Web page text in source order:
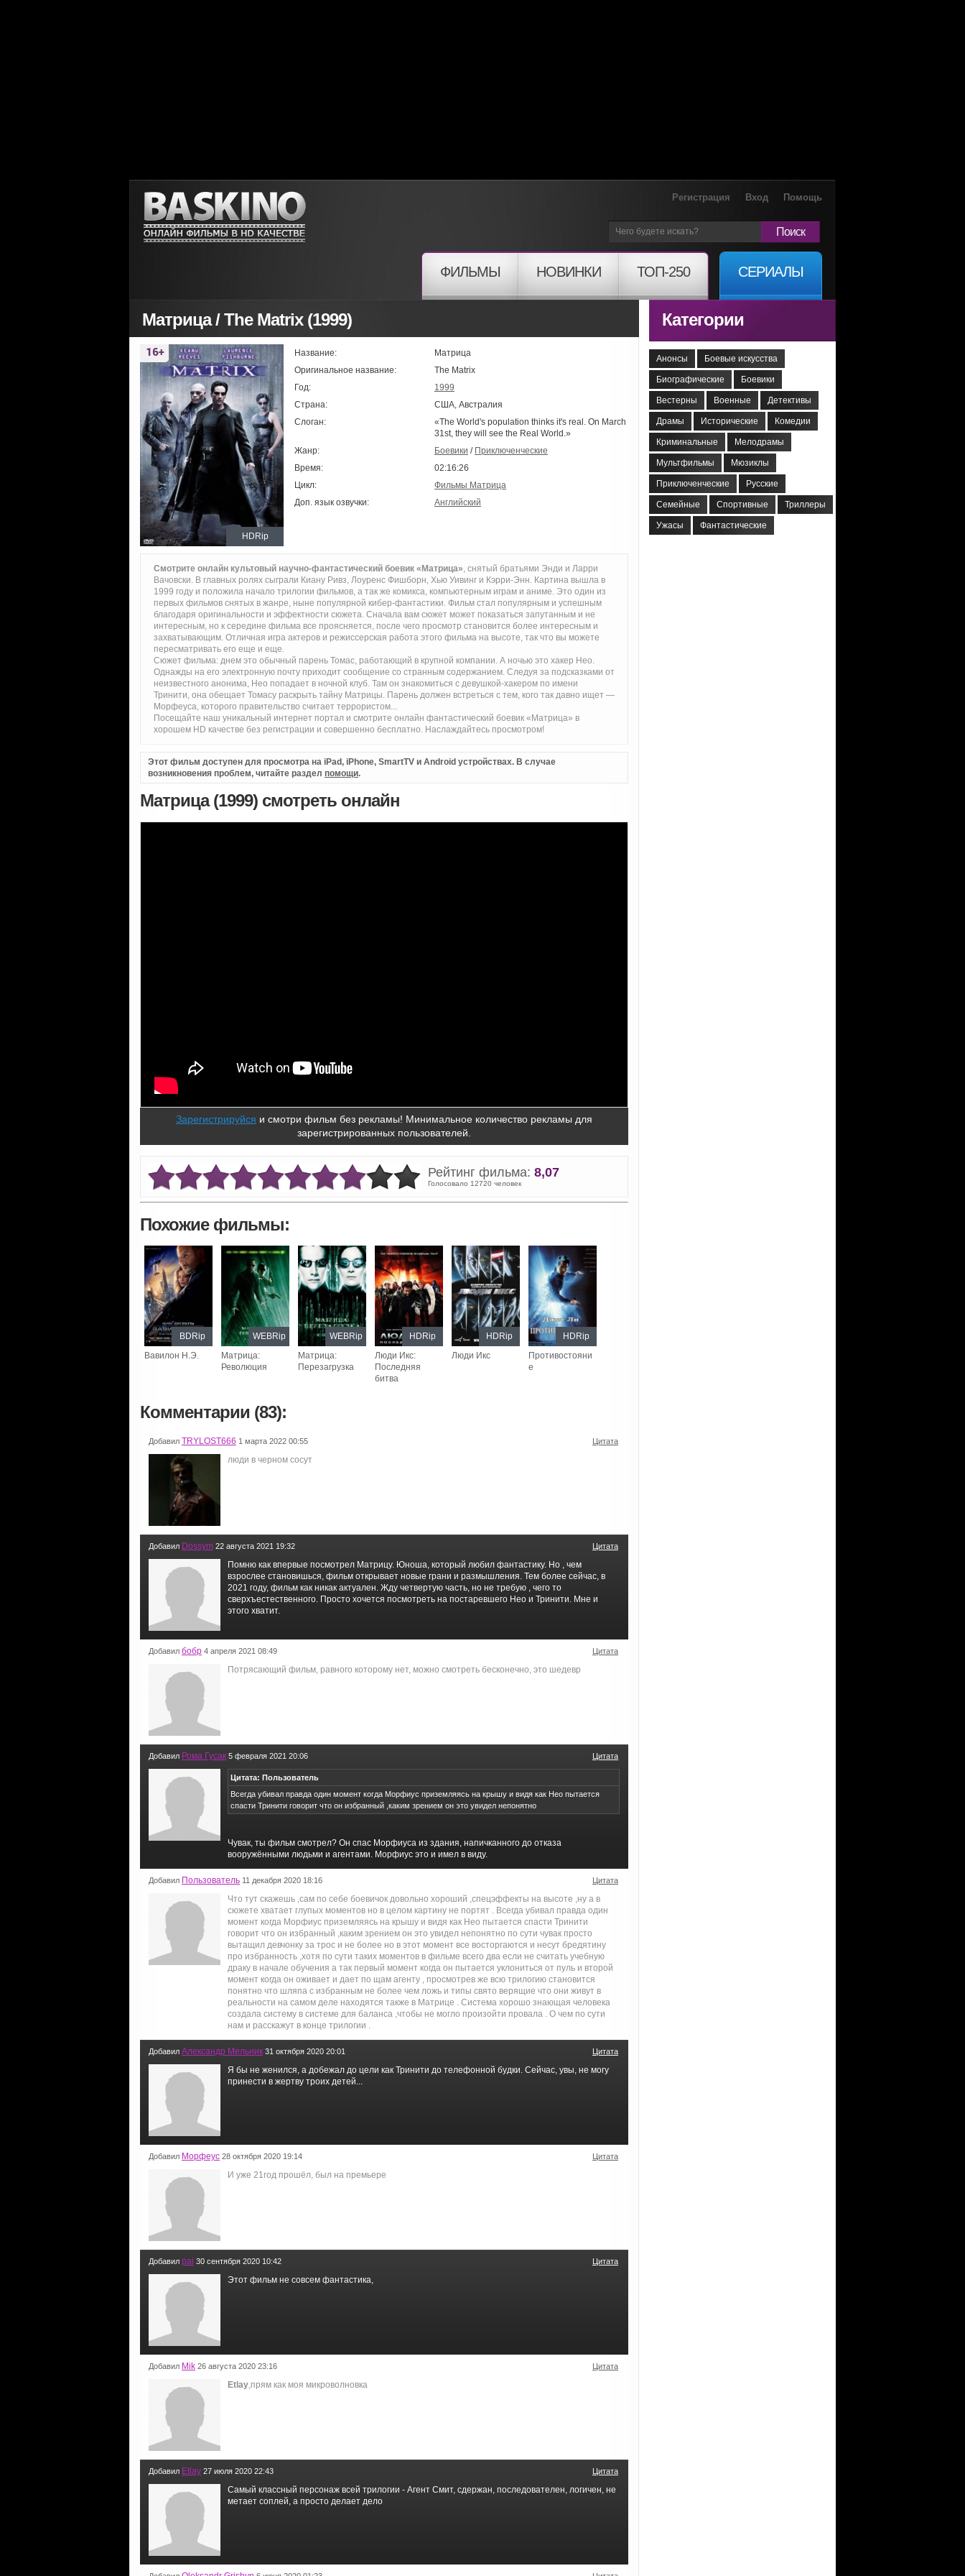
Регистрация Вход Помощь
Поиск
ФИЛЬМЫ НОВИНКИ ТОП-250 СЕРИАЛЫ
Матрица / The Matrix (1999)
HDRip
Название:
Матрица
Оригинальное название:
The Matrix
Год:
1999
Страна:
США, Австралия
Слоган:
«The World's population thinks it's real. On March
31st, they will see the Real World.»
Жанр:
Боевики / Приключенческие
Время:
02:16:26
Цикл:
Фильмы Матрица
Доп. язык озвучки:
Английский
Смотрите онлайн культовый научно-фантастический боевик «Матрица», снятый братьями Энди и Ларри
Вачовски. В главных ролях сыграли Киану Ривз, Лоуренс Фишборн, Хью Уивинг и Кэрри-Энн. Картина вышла в
1999 году и положила начало трилогии фильмов, а так же комикса, компьютерным играм и аниме. Это один из
первых фильмов снятых в жанре, ныне популярной кибер-фантастики. Фильм стал популярным и успешным
благодаря оригинальности и эффектности сюжета. Сначала вам сюжет может показаться запутанным и не
интересным, но к середине фильма все проясняется, после чего просмотр становится более интересным и
захватывающим. Отличная игра актеров и режиссерская работа этого фильма на высоте, так что вы можете
пересматривать его еще и еще.
Сюжет фильма: днем это обычный парень Томас, работающий в крупной компании. А ночью это хакер Нео.
Однажды на его электронную почту приходит сообщение со странным содержанием. Следуя за подсказками от
неизвестного анонима, Нео попадает в ночной клуб. Там он знакомиться с девушкой-хакером по имени
Тринити, она обещает Томасу раскрыть тайну Матрицы. Парень должен встреться с тем, кого так давно ищет —
Морфеуса, которого правительство считает террористом...
Посещайте наш уникальный интернет портал и смотрите онлайн фантастический боевик «Матрица» в
хорошем HD качестве без регистрации и совершенно бесплатно. Наслаждайтесь просмотром!
Этот фильм доступен для просмотра на iPad, iPhone, SmartTV и Android устройствах. В случае
возникновения проблем, читайте раздел помощи.
Матрица (1999) смотреть онлайн
Зарегистрируйся и смотри фильм без рекламы! Минимальное количество рекламы для
зарегистрированных пользователей.
Рейтинг фильма: 8,07
Голосовало 12720 человек
Похожие фильмы:
Вавилон Н.Э.
BDRip
Матрица:
Революция
WEBRip
Матрица:
Перезагрузка
WEBRip
Люди Икс:
Последняя
битва
HDRip
Люди Икс
HDRip
Противостояни
е
HDRip
Комментарии (83):
Добавил TRYLOST666 1 марта 2022 00:55 Цитата
люди в черном сосут
Добавил Dossym 22 августа 2021 19:32 Цитата
Помню как впервые посмотрел Матрицу. Юноша, который любил фантастику. Но , чем
взрослее становишься, фильм открывает новые грани и размышления. Тем более сейчас, в
2021 году, фильм как никак актуален. Жду четвертую часть, но не требую , чего то
сверхъестественного. Просто хочется посмотреть на постаревшего Нео и Тринити. Мне и
этого хватит.
Добавил бобр 4 апреля 2021 08:49 Цитата
Потрясающий фильм, равного которому нет, можно смотреть бесконечно, это шедевр
Добавил Рома Гусак 5 февраля 2021 20:06 Цитата
Цитата: Пользователь
Всегда убивал правда один момент когда Морфиус приземляясь на крышу и видя как Нео пытается
спасти Тринити говорит что он избранный ,каким зрением он это увидел непонятно
Чувак, ты фильм смотрел? Он спас Морфиуса из здания, напичканного до отказа
вооружёнными людьми и агентами. Морфиус это и имел в виду.
Добавил Пользователь 11 декабря 2020 18:16 Цитата
Что тут скажешь ,сам по себе боевичок довольно хороший ,спецэффекты на высоте ,ну а в
сюжете хватает глупых моментов но в целом картину не портят . Всегда убивал правда один
момент когда Морфиус приземляясь на крышу и видя как Нео пытается спасти Тринити
говорит что он избранный ,каким зрением он это увидел непонятно по сути чувак просто
вытащил девчонку за трос и не более но в этот момент все восторгаются и несут бредятину
про избранность ,хотя по сути таких моментов в фильме всего два если не считать учебную
драку в начале обучения а так первый момент когда он пытается уклониться от пуль и второй
момент когда он оживает и дает по щам агенту , просмотрев же всю трилогию становится
понятно что шляпа с избранным не более чем ложь и типы свято верящие что они живут в
реальности на самом деле находятся также в Матрице . Система хорошо знающая человека
создала систему в системе для баланса ,чтобы не могло произойти провала . О чем по сути
нам и расскажут в конце трилогии .
Добавил Александр Мельник 31 октября 2020 20:01 Цитата
Я бы не женился, а добежал до цели как Тринити до телефонной будки. Сейчас, увы, не могу
принести в жертву троих детей...
Добавил Морфеус 28 октября 2020 19:14 Цитата
И уже 21год прошёл, был на премьере
Добавил pai 30 сентября 2020 10:42 Цитата
Этот фильм не совсем фантастика,
Добавил Mik 26 августа 2020 23:16 Цитата
Etlay,прям как моя микроволновка
Добавил Etlay 27 июля 2020 22:43 Цитата
Самый классный персонаж всей трилогии - Агент Смит, сдержан, последователен, логичен, не
метает соплей, а просто делает дело
Категории
Анонсы Боевые искусства
Биографические Боевики
Вестерны Военные Детективы
Драмы Исторические Комедии
Криминальные Мелодрамы
Мультфильмы Мюзиклы
Приключенческие Русские
Семейные Спортивные Триллеры
Ужасы Фантастические